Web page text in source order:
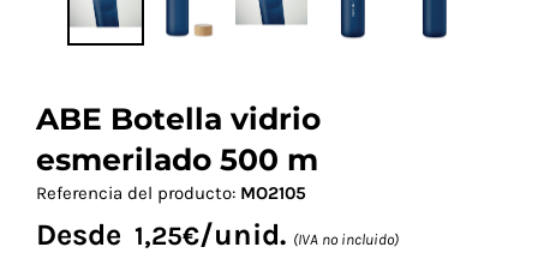
ABE Botella vidrio
esmerilado 500 m
Referencia del producto: MO2105
Desde 1,25€/unid. (IVA no incluido)